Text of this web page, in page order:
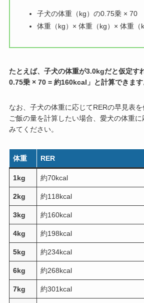
子犬の体重（kg）の0.75乗 × 70
体重（kg）× 体重（kg）× 体重（
たとえば、子犬の体重が3.0kgだと仮定す
0.75乗 × 70 = 約160kcal」と計算できます
なお、子犬の体重に応じてRERの早見表
ご飯の量を計算したい場合、愛犬の体重
みてください。
体重 RER
1kg 約70kcal
2kg 約118kcal
3kg 約160kcal
4kg 約198kcal
5kg 約234kcal
6kg 約268kcal
7kg 約301kcal